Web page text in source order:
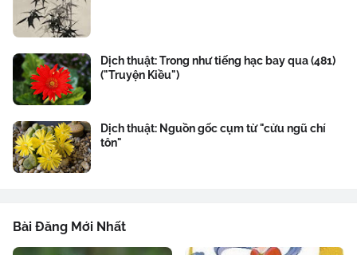
Dịch thuật: Trong như tiếng hạc bay qua (481)
("Truyện Kiều")
Dịch thuật: Nguồn gốc cụm từ "cửu ngũ chí
tôn"
Bài Đăng Mới Nhất